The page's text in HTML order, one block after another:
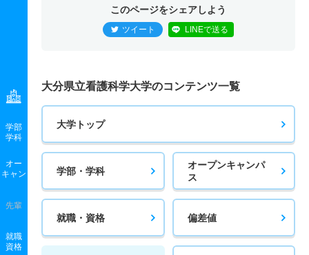
学部
学科
オー
キャン
先輩
就職
資格
このページをシェアしよう
ツイート LINEで送る
大分県立看護科学大学のコンテンツ一覧
大学トップ
学部・学科
オープンキャンパ
ス
就職・資格 偏差値